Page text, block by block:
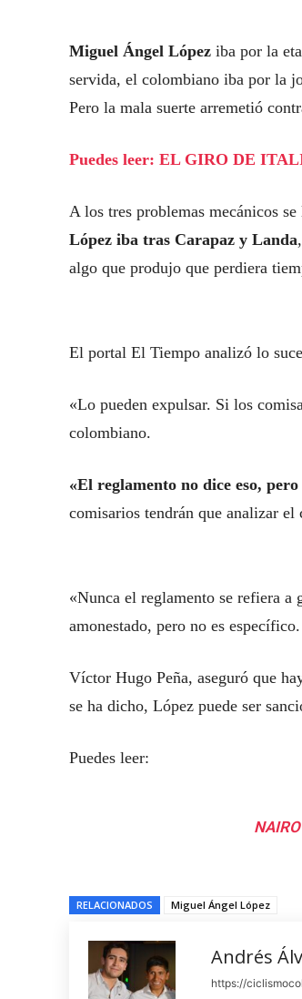
Miguel Ángel López iba por la
servida, el colombiano iba por la
Pero la mala suerte arremetió
Puedes leer: EL GIRO DE
A los tres problemas mecánicos
López iba tras Carapaz y Landa
algo que produjo que perdiera
El portal El Tiempo analizó lo
«Lo pueden expulsar. Si los
colombiano.
«El reglamento no dice eso,
comisarios tendrán que analizar
«Nunca el reglamento se refiera a
amonestado, pero no es
Víctor Hugo Peña, aseguró que
se ha dicho, López puede ser
Puedes leer:
RELACIONADOS Miguel Ángel López
Andrés
https://